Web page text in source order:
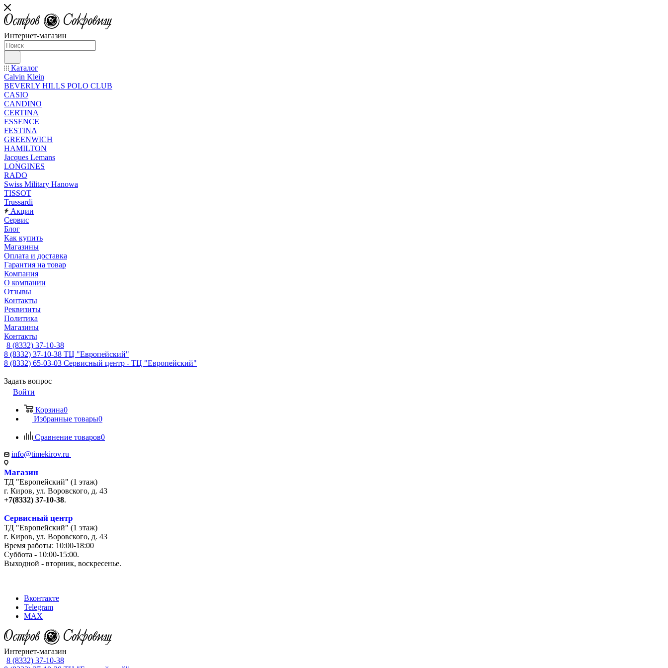
Интернет-магазин
Каталог
Calvin Klein
BEVERLY HILLS POLO CLUB
CASIO
CANDINO
CERTINA
ESSENCE
FESTINA
GREENWICH
HAMILTON
Jacques Lemans
LONGINES
RADO
Swiss Military Hanowa
TISSOT
Trussardi
Акции
Сервис
Блог
Как купить
Магазины
Оплата и доставка
Гарантия на товар
Компания
О компании
Отзывы
Контакты
Реквизиты
Политика
Магазины
Контакты
8 (8332) 37-10-38
8 (8332) 37-10-38 ТЦ "Европейский"
8 (8332) 65-03-03 Сервисный центр - ТЦ "Европейский"
Задать вопрос
Войти
Корзина0
Избранные товары0
Сравнение товаров0
info@timekirov.ru
Магазин
ТД "Европейский" (1 этаж)
г. Киров, ул. Воровского, д. 43
+7(8332) 37-10-38.
Сервисный центр
ТД "Европейский" (1 этаж)
г. Киров, ул. Воровского, д. 43
Время работы: 10:00-18:00
Суббота - 10:00-15:00.
Выходной - вторник, воскресенье.
Вконтакте
Telegram
MAX
Интернет-магазин
8 (8332) 37-10-38